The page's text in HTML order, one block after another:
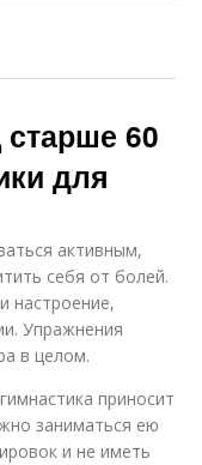
60
для
активным,
себя от болей.
настроение,
Упражнения
в целом.
приносит
заниматься ею
и не иметь